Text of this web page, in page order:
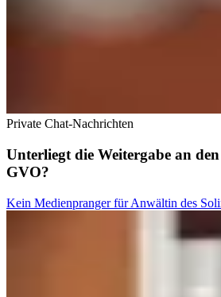
Private Chat-Nachrichten
Unterliegt die Weitergabe an
GVO?
Kein Medienpranger für Anwältin des